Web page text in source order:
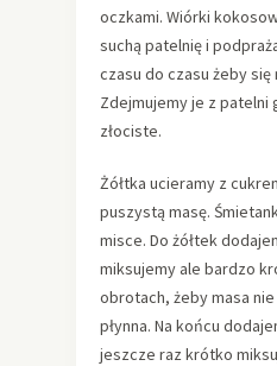
oczkami. Wiórki
suchą patelnię i
czasu do czasu żeby się
Zdejmujemy je z patelni
złociste.
Żółtka ucieramy z
puszystą masę.
misce. Do żółtek
miksujemy ale bardzo
obrotach, żeby masa
płynna. Na końcu
jeszcze raz krótko